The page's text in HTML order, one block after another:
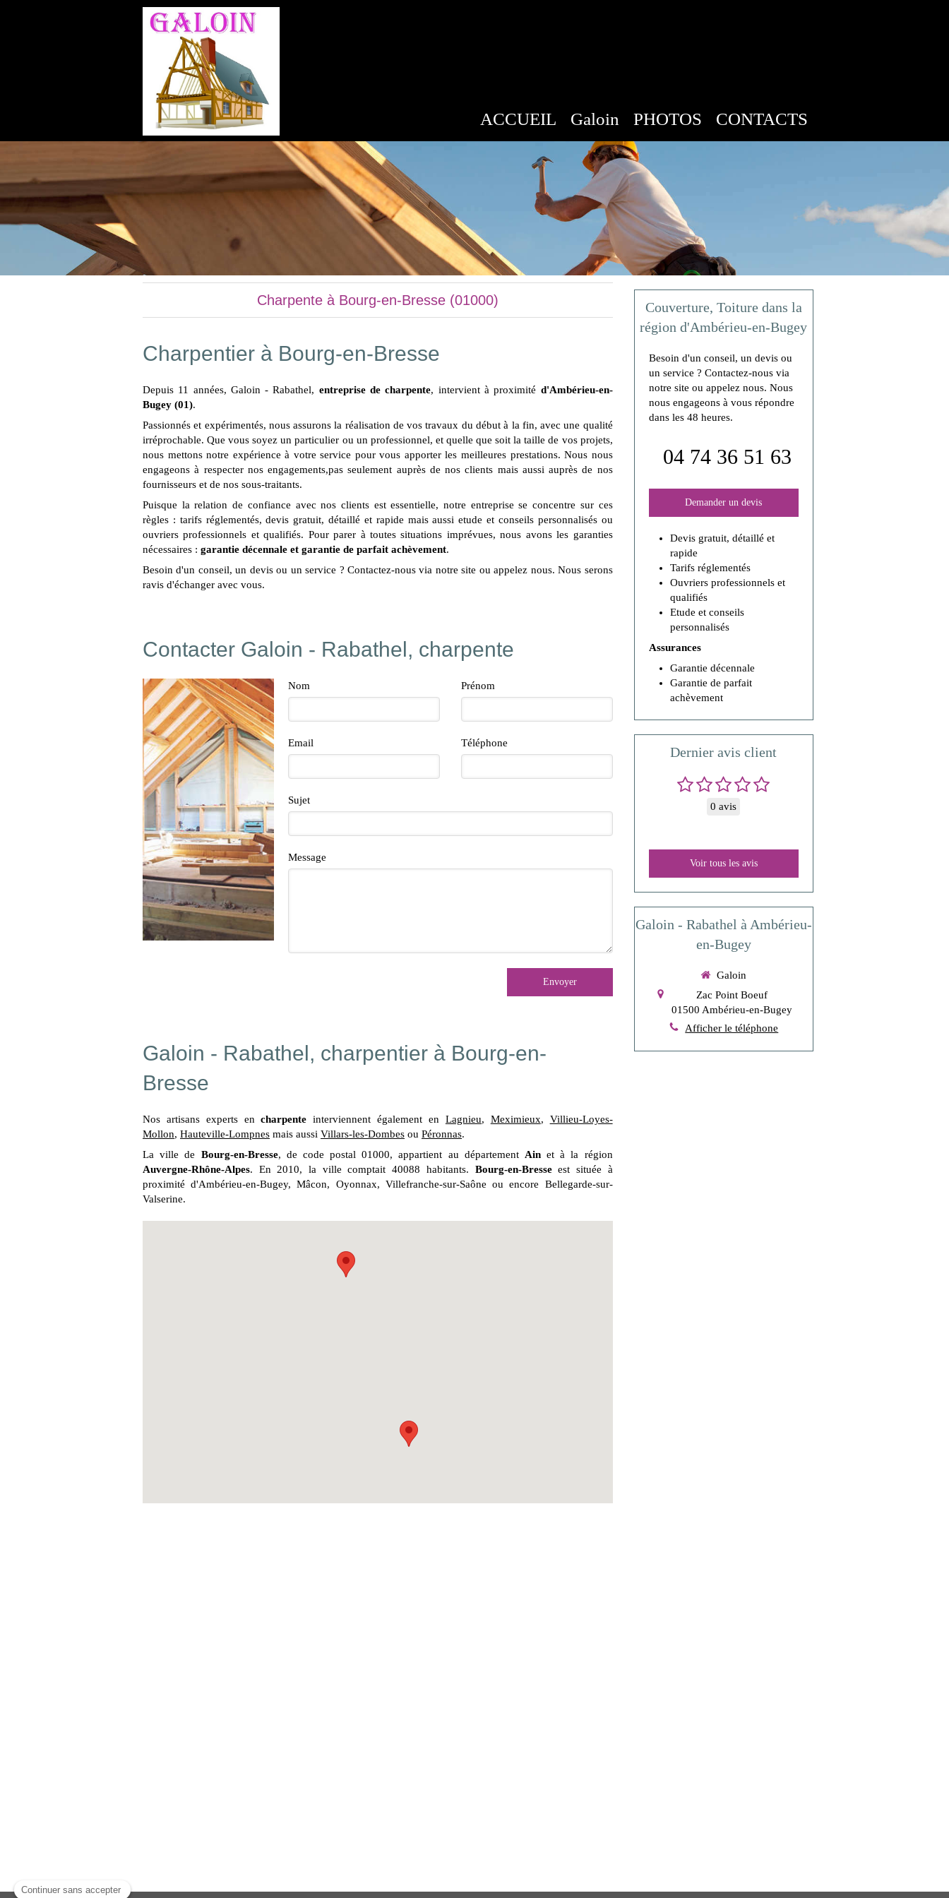
ACCUEIL Galoin PHOTOS CONTACTS
Charpente à Bourg-en-Bresse (01000)
Charpentier à Bourg-en-Bresse
Depuis 11 années, Galoin - Rabathel, entreprise de charpente, intervient à proximité d'Ambérieu-en-
Bugey (01).
Passionnés et expérimentés, nous assurons la réalisation de vos travaux du début à la fin, avec une qualité
irréprochable. Que vous soyez un particulier ou un professionnel, et quelle que soit la taille de vos projets,
nous mettons notre expérience à votre service pour vous apporter les meilleures prestations. Nous nous
engageons à respecter nos engagements,pas seulement auprès de nos clients mais aussi auprès de nos
fournisseurs et de nos sous-traitants.
Puisque la relation de confiance avec nos clients est essentielle, notre entreprise se concentre sur ces
règles : tarifs réglementés, devis gratuit, détaillé et rapide mais aussi etude et conseils personnalisés ou
ouvriers professionnels et qualifiés. Pour parer à toutes situations imprévues, nous avons les garanties
nécessaires : garantie décennale et garantie de parfait achèvement.
Besoin d'un conseil, un devis ou un service ? Contactez-nous via notre site ou appelez nous. Nous serons
ravis d'échanger avec vous.
Contacter Galoin - Rabathel, charpente
Nom Prénom
Email Téléphone
Sujet
Message
Envoyer
Galoin - Rabathel, charpentier à Bourg-en-
Bresse
Nos artisans experts encharpente interviennent également en Lagnieu, Meximieux, Villieu-Loyes-
Mollon, Hauteville-Lompnes mais aussi Villars-les-Dombes ou Péronnas.
La ville de Bourg-en-Bresse, de code postal 01000, appartient au département Ainet à la région
Auvergne-Rhône-Alpes. En 2010, la ville comptait 40088 habitants. Bourg-en-Bresseest située à
proximité d'Ambérieu-en-Bugey, Mâcon, Oyonnax, Villefranche-sur-Saône ou encore Bellegarde-sur-
Valserine.
Couverture, Toiture dans la
région d'Ambérieu-en-Bugey
Besoin d'un conseil, un devis ou
un service ? Contactez-nous via
notre site ou appelez nous. Nous
nous engageons à vous répondre
dans les 48 heures.
04 74 36 51 63
Demander un devis
Devis gratuit, détaillé et
rapide
Tarifs réglementés
Ouvriers professionnels et
qualifiés
Etude et conseils
personnalisés
Assurances
Garantie décennale
Garantie de parfait
achèvement
Dernier avis client
0 avis
Voir tous les avis
Galoin - Rabathel à Ambérieu-
en-Bugey
Galoin
Zac Point Boeuf
01500 Ambérieu-en-Bugey
Afficher le téléphone